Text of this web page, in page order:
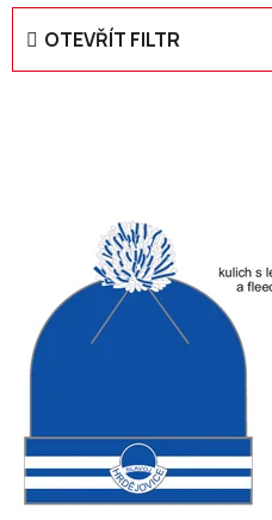
OTEVŘÍT FILTR
ů